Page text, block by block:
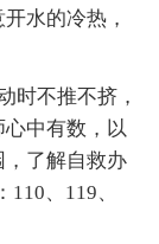
水的冷热，
时不推不挤，
中有数，以
了解自救办
、119、